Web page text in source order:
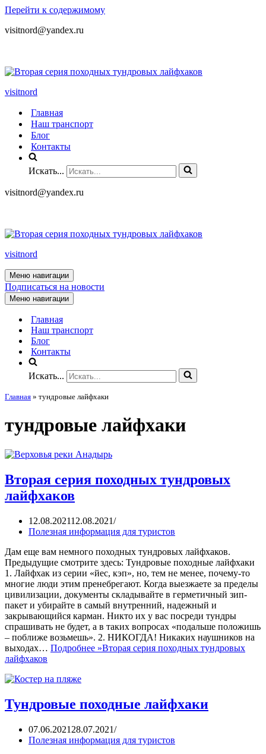
Перейти к содержимому
visitnord@yandex.ru
visitnord
Главная
Наш транспорт
Блог
Контакты
Искать...
visitnord@yandex.ru
visitnord
Меню навигации
Подписаться на новости
Меню навигации
Главная
Наш транспорт
Блог
Контакты
Искать...
Главная » тундровые лайфхаки
тундровые лайфхаки
Вторая серия походных тундровых
лайфхаков
12.08.202112.08.2021
Полезная информация для туристов
Дам еще вам немного походных тундровых лайфхаков.
Предыдущие смотрите здесь: Тундровые походные лайфхаки
1. Лайфхак из серии «йес, кэп», но, тем не менее, почему-то
многие люди этим пренебрегают. Когда выезжаете за пределы
цивилизации, документы складывайте в герметичный зип-
пакет и убирайте в самый внутренний, надежный и
закрывающийся карман. Никто их у вас посреди тундры
спрашивать не будет, а в таких вопросах «подальше положишь
– поближе возьмешь». 2. НИКОГДА! Никаких наушников на
выходах… Подробнее »Вторая серия походных тундровых
лайфхаков
Тундровые походные лайфхаки
07.06.2021 28.07.2021
Полезная информация для туристов